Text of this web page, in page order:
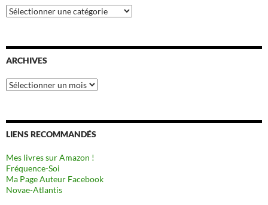
Catégories
ARCHIVES
Archives
LIENS RECOMMANDÉS
Mes livres sur Amazon !
Fréquence-Soi
Ma Page Auteur Facebook
Novae-Atlantis